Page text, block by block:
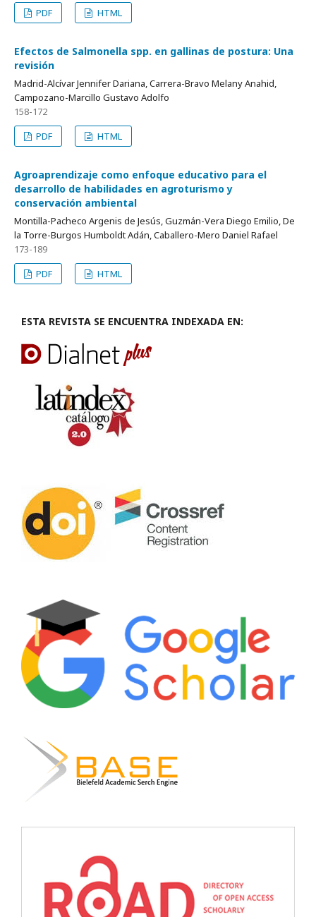
PDF HTML
Efectos de Salmonella spp. en gallinas de postura: Una
revisión
Madrid-Alcívar Jennifer Dariana, Carrera-Bravo Melany Anahid,
Campozano-Marcillo Gustavo Adolfo
158-172
PDF
HTML
Agroaprendizaje como enfoque educativo para el
desarrollo de habilidades en agroturismo y
conservación ambiental
Montilla-Pacheco Argenis de Jesús, Guzmán-Vera Diego Emilio, De
la Torre-Burgos Humboldt Adán, Caballero-Mero Daniel Rafael
173-189
PDF
HTML
ESTA REVISTA SE ENCUENTRA INDEXADA EN: